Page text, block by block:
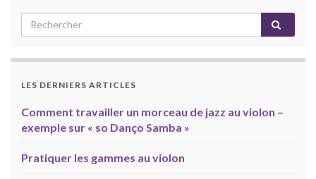
LES DERNIERS ARTICLES
Comment travailler un morceau de jazz au violon –
exemple sur « so Danço Samba »
Pratiquer les gammes au violon